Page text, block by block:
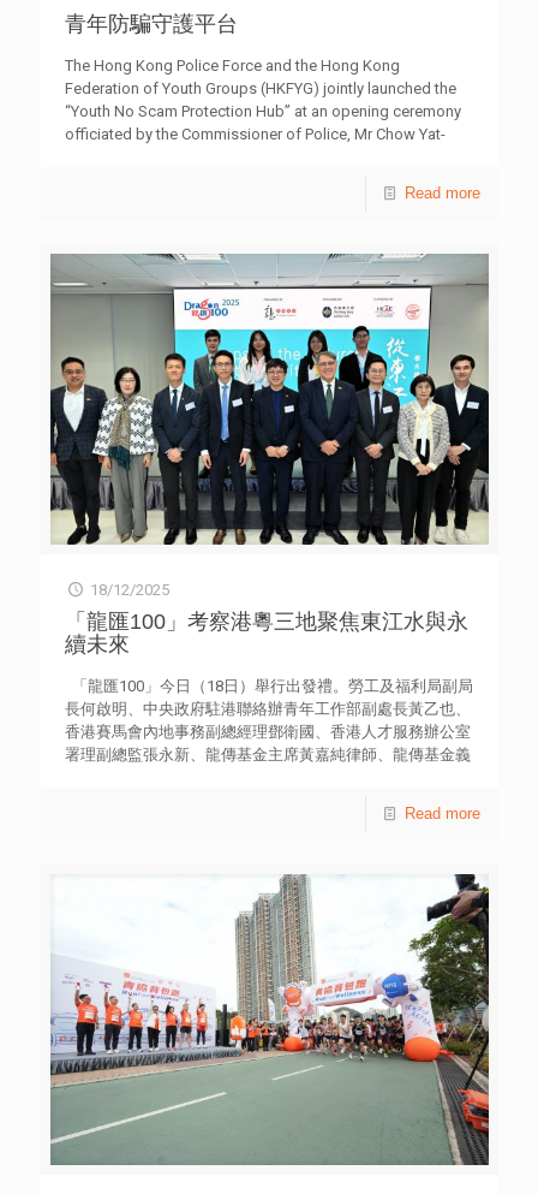
作伙伴。青協將為獲選隊伍提供創業支援，包括資金、導師
配對、營商培訓、政策解讀及實地考察雙創基地等。同時，
青協將與37間大灣區城市的合作伙伴簽署戰略合作協議，進
一步促進交流，為青年提供全面的創業支援。 其中一個獲
選項目 IP-AXIS INDUSTRIAL STUDIO，是以「未來工裝」為
核心理念的本地設計品牌。其設計的牛仔寬褲近期備受關
滷傳奇」，則將擁有27年歷史、獲米芝蓮推介的「生記滷
化。 「粵港澳大灣區青年創業啟航計劃」旨在為18至39歲
有意在本地及大灣區創業的香港青年提供全面支持，包括創
業啟動金、創業支援及孵化服務，並設有創業營商培訓、大
灣區考察（包含政策介紹及企業參訪）、創業講座及人脈交
流，以及法律、會計和政策輔導等專業諮詢，期望創業隊伍
於三年內落戶大灣區城市的雙創基地或進行商業合作，開展
業務。詳情可瀏覽青協社會創新及青年創業部網站：
sic.hkfyg.org.hk。
青年防騙守護平台
The Hong Kong Police Force and the Hong Kong
Federation of Youth Groups (HKFYG) jointly launched the
“Youth No Scam Protection Hub” at an opening ceremony
officiated by the Commissioner of Police, Mr Chow Yat-
Area Homeland Youth Community Foundation, Mr Yang Bin;
criminology expert, Prof. Wong Sing-wing; and Principal of
Catholic Ming Yuen Secondary School, Mr Chau Lai-ming
also served as officiating guests.[…]
Read more
18/12/2025
「龍匯100」考察港粵三地聚焦東江水與永
續未來
「龍匯100」今日（18日）舉行出發禮。勞工及福利局副局
長何啟明、中央政府駐港聯絡辦青年工作部副處長黃乙也、
香港賽馬會內地事務副總經理鄧衛國、香港人才服務辦公室
署理副總監張永新、龍傳基金主席黃嘉純律師、龍傳基金義
主辦的年度大型活動「龍匯100」，今年獲香港賽馬會贊
灣區，進行為期8天的考察及活動，走訪香港、惠州等多個
城市。 適逢今年是東江水供港60周年。本屆「龍匯100」
主題為「從東江水看永續發展」，透過參觀東江水設施、創
新企業、歷史文化景點及交流活動，期望各國華裔青年，一
方面深入認識中國東江水系統，借鑒區域協作，綠色實踐等
經驗，進一步探索可持續發展方案；另方面探索源遠流長的
中華文化。 龍傳基金主席黃嘉純律師表示，參與的100位
華裔青年來自10個國家和地區，他們聚集香港後一起出發前
往惠州、東莞及深圳，親身體會粵港兩地在水資源治理與永
續發展領域的合作模式，從而洞悉全球可持續發展的挑戰。
參加者亦可體會國家創新發展的領域，有助他們日後作出貢
獻。黃嘉純亦感謝惠州市青年聯合會、東莞市青年聯合會、
中央人民政府駐港聯絡辦青年工作部等部門的鼎力協助，讓
Read more